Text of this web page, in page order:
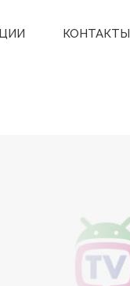
КОНТАКТЫ